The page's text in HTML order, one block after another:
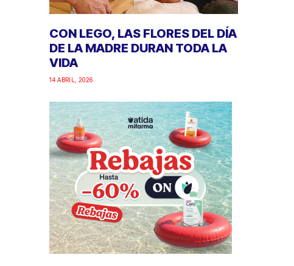
CON LEGO, LAS FLORES DEL DÍA
DE LA MADRE DURAN TODA LA
VIDA
14 ABRIL, 2026